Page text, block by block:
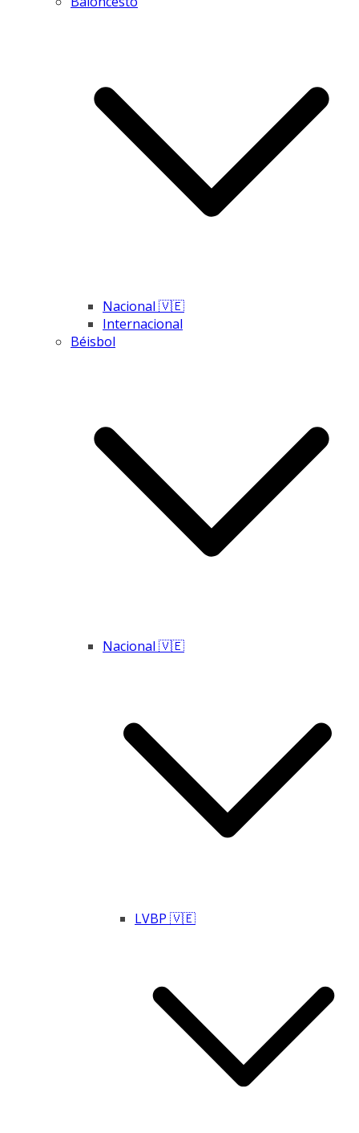
Nacional 🇻🇪
Internacional
Béisbol
Nacional 🇻🇪
LVBP 🇻🇪